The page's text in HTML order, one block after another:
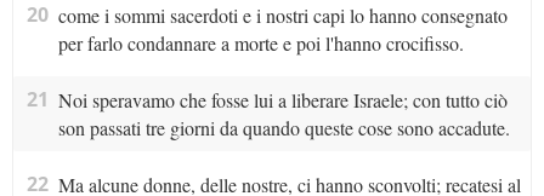
20 come i sommi sacerdoti e i nostri capi lo hanno consegnato
per farlo condannare a morte e poi l'hanno crocifisso.
21 Noi speravamo che fosse lui a liberare Israele; con tutto ciò
son passati tre giorni da quando queste cose sono accadute.
22 Ma alcune donne, delle nostre, ci hanno sconvolti; recatesi al